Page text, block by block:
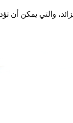
والتي يمكن أن